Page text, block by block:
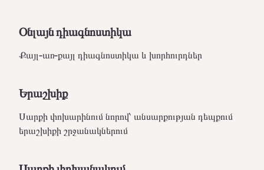
Օնլայն դիագնոստիկա
Քայլ-առ-քայլ դիագնոստիկա և խորհուրդներ
Երաշխիք
Սարքի փոխարինում նորով՝ անսարքության դեպքում
երաշխիքի շրջանակներում